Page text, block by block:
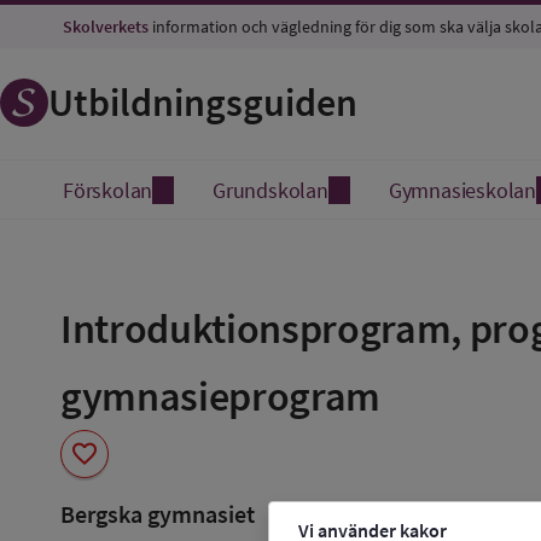
Vi använder kakor
Skolverkets information och vägledning för dig som ska välja
Utbildningsguiden
Förskolan Grundskolan Gymnasieskolan
Introduktionsprogram,
gymnasieprogram
favorite
favorit
Bergska gymnasiet